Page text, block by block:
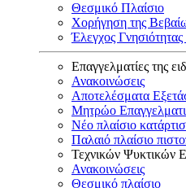
Θεσμικό Πλαίσιο
Χορήγηση της
Έλεγχος
Επαγγελματίες της
Ανακοινώσεις
Αποτελέσματα
Μητρώο
Νέο πλαίσιο
Παλαιό πλαίσιο
Τεχνικών Ψυκτικών
Ανακοινώσεις
Θεσμικό πλαίσιο